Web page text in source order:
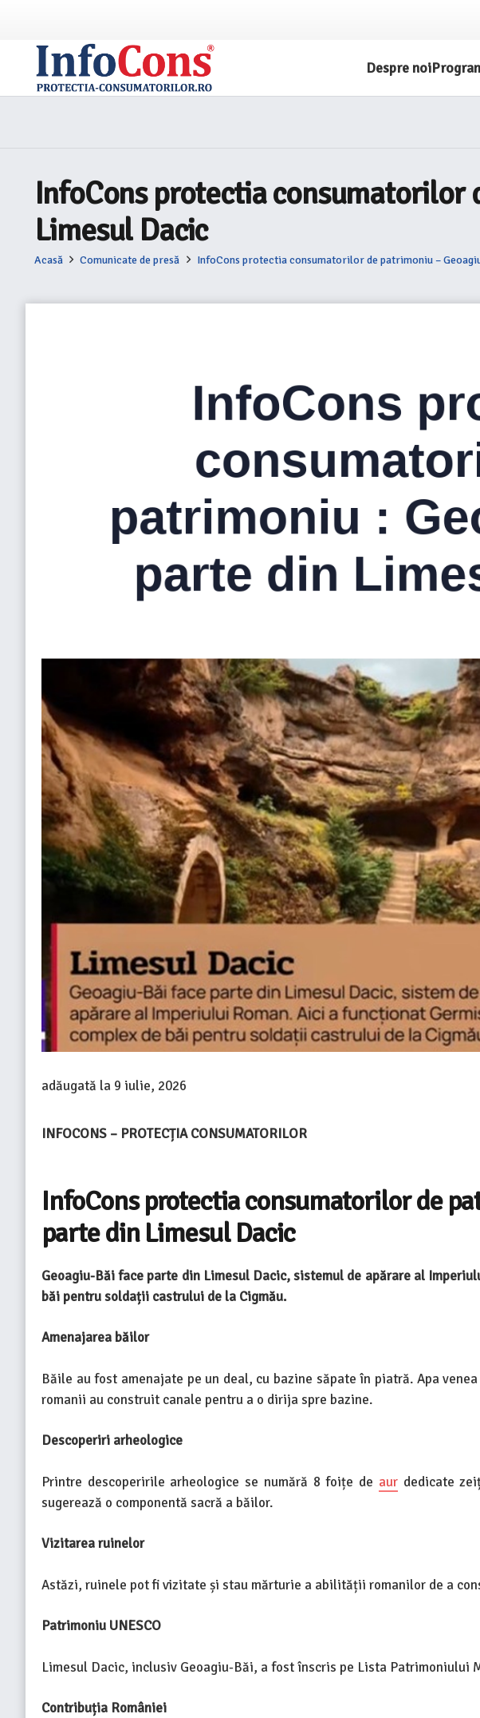
Despre noi
InfoCons protectia consumatorilor
Limesul Dacic
Acasă Comunicate de presă InfoCons protectia consumatorilor de patrimoniu –
adăugată la 9 iulie, 2026
INFOCONS – PROTECȚIA CONSUMATORILOR
InfoCons protectia consumatorilor de
parte din Limesul Dacic
Geoagiu-Băi face parte din Limesul Dacic, sistemul de apărare al
băi pentru soldații castrului de la Cigmău.
Amenajarea băilor
Băile au fost amenajate pe un deal, cu bazine săpate în piatră. Apa
romanii au construit canale pentru a o dirija spre bazine.
Descoperiri arheologice
Printre descoperirile arheologice se numără 8 foițe de aurdedicate
sugerează o componentă sacră a băilor.
Vizitarea ruinelor
Astăzi, ruinele pot fi vizitate și stau mărturie a abilității romanilor de a
Patrimoniu UNESCO
Limesul Dacic, inclusiv Geoagiu-Băi, a fost înscris pe Lista Patrimoniului
Contribuția României